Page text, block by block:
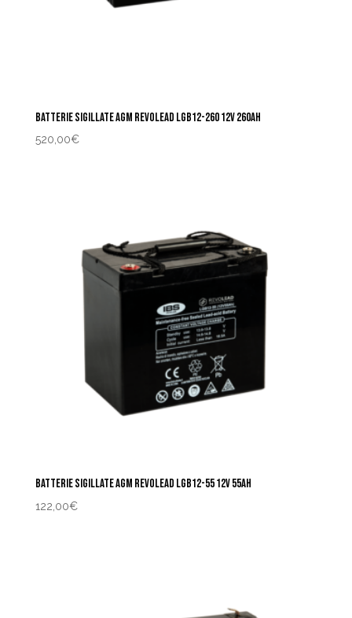
BATTERIE SIGILLATE AGM REVOLEAD LGB12-260 12V 260AH
520,00€
BATTERIE SIGILLATE AGM REVOLEAD LGB12-55 12V 55AH
122,00€